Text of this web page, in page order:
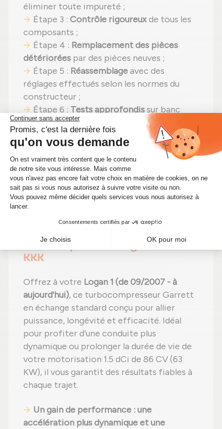
éliminer toute impureté ;
Étape 3 : Contrôle rigoureuxde tous les
composants ;
Étape 4 : Remplacement des pièces
détériorées par des pièces neuves ;
Étape 5 : Réassemblageavec des
réglages effectués selon les normes du
constructeur ;
Étape 6 : Tests approfondissur banc
d'essai Schenck avant expédition.
Grâce à ce procédé, ce turbocompresseur
BorgWarner - KKK 5435 998 0029 allie
durabilité etperformances , à un
prix plus
abordable.
🔧 Boostez les performances moteur
de votre véhicule DACIA Logan 1 1.5
turbocompresseur BorgWarner -
KKK
Offrez à votre Logan 1 (de 09/2007 - à
aujourd'hui), ce turbocompresseur Garrett
en échange standard conçu pour allier
puissance, longévité et efficacité. Idéal
pour profiter d’une conduite plus
dynamique ou prolonger la durée de vie de
votre motorisation 1.5 dCi de 86 CV (63
KW), il vous garantit des résultats fiables à
chaque trajet.
Un gain de performance : une
accélération plus dynamique et une